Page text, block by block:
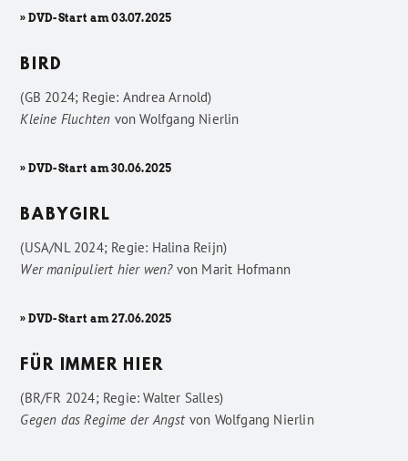
» DVD-Start am 03.07.2025
BIRD
(GB 2024; Regie: Andrea Arnold)
Kleine Fluchten vonWolfgang Nierlin
» DVD-Start am 30.06.2025
BABYGIRL
(USA/NL 2024; Regie: Halina Reijn)
Wer manipuliert hier wen?von Marit Hofmann
» DVD-Start am 27.06.2025
FÜR IMMER HIER
(BR/FR 2024; Regie: Walter Salles)
Gegen das Regime der Angstvon Wolfgang Nierlin